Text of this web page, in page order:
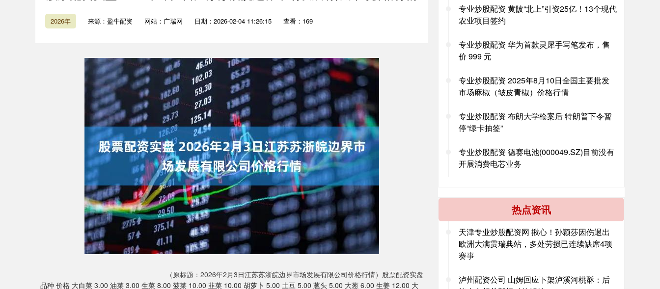
2026年 来源：盈牛配资 网站：广瑞网 日期：2026-02-04 11:26:15 查看：169
（原标题：2026年2月3日江苏苏浙皖边界市场发展有限公司价格行情）股票配资实盘
品种 价格 大白菜 3.00 油菜 3.00 生菜 8.00 菠菜 10.00 韭菜 10.00 胡萝卜 5.00 土豆 5.00 葱头 5.00 大葱 6.00 生姜 12.00 大
专业炒股配资 黄陂“北上”引资25亿！13个现代
农业项目签约
专业炒股配资 华为首款灵犀手写笔发布，售
价 999 元
专业炒股配资 2025年8月10日全国主要批发
市场麻椒（皱皮青椒）价格行情
专业炒股配资 布朗大学枪案后 特朗普下令暂
停“绿卡抽签”
专业炒股配资 德赛电池(000049.SZ)目前没有
开展消费电芯业务
热点资讯
天津专业炒股配资网 揪心！孙颖莎因伤退出
欧洲大满贯瑞典站，多处劳损已连续缺席4项
赛事
泸州配资公司 山姆回应下架泸溪河桃酥：后